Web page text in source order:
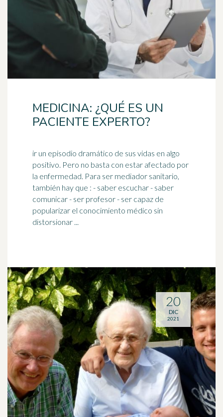
MEDICINA: ¿QUÉ ES UN
PACIENTE EXPERTO?
ir un episodio dramático de sus vidas en algo
positivo. Pero no basta con estar afectado por
la enfermedad. Para ser mediador sanitario,
también hay que : - saber escuchar - saber
comunicar - ser profesor - ser capaz de
popularizar el conocimiento médico sin
distorsionar ...
20
DIC
2021